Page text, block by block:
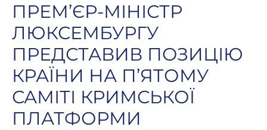
ПРЕМ’ЄР-МІНІСТР
ЛЮКСЕМБУРГУ
ПРЕДСТАВИВ ПОЗИЦІЮ
КРАЇНИ НА П’ЯТОМУ
САМІТІ КРИМСЬКОЇ
ПЛАТФОРМИ